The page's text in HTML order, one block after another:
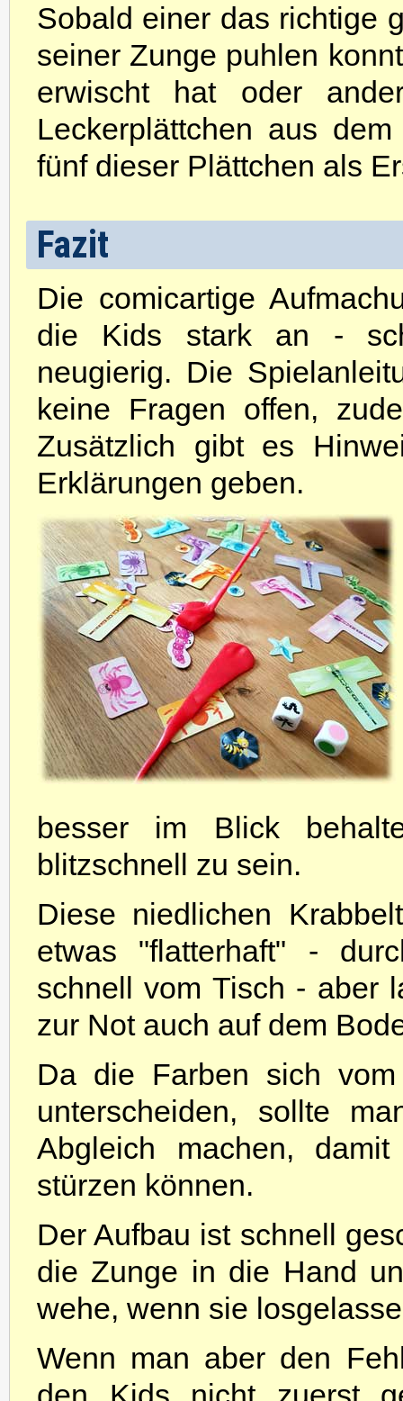
Sobald einer das richtige
seiner Zunge puhlen
erwischt hat oder
Leckerplättchen aus
fünf dieser Plättchen als
Fazit
Die comicartige
die Kids stark an -
neugierig. Die
keine Fragen offen,
Zusätzlich gibt es
Erklärungen geben.
besser im Blick
blitzschnell zu sein.
Diese niedlichen
etwas "flatterhaft" -
schnell vom Tisch - aber
zur Not auch auf dem
Da die Farben sich
unterscheiden, sollte
Abgleich machen,
stürzen können.
Der Aufbau ist schnell
die Zunge in die Hand
wehe, wenn sie
Wenn man aber den